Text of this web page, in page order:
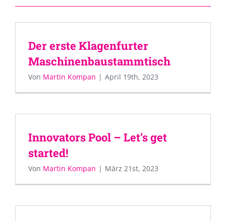
Der erste Klagenfurter
Maschinenbaustammtisch
Von Martin Kompan | April 19th, 2023
Innovators Pool – Let’s get
started!
Von Martin Kompan | März 21st, 2023